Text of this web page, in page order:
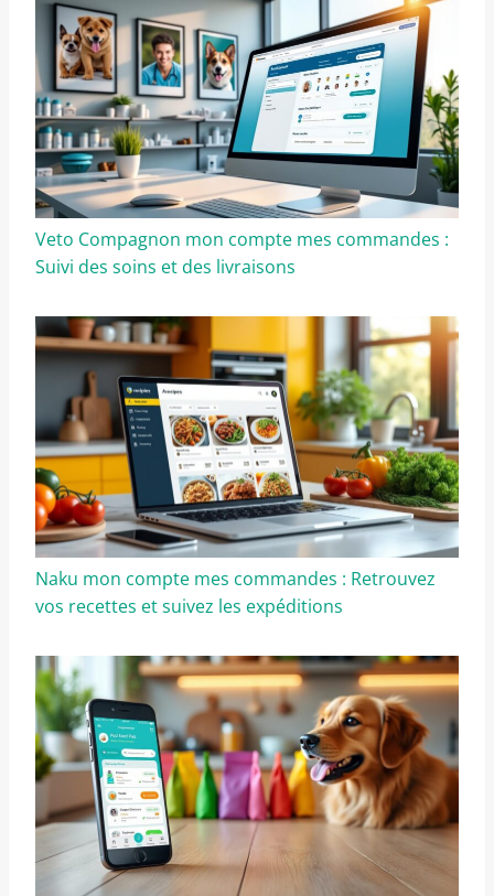
Veto Compagnon mon compte mes commandes :
Suivi des soins et des livraisons
Naku mon compte mes commandes : Retrouvez
vos recettes et suivez les expéditions